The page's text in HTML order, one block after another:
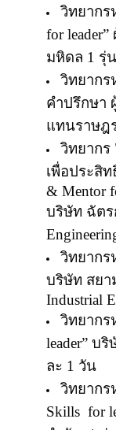
วิทยากร
for leader”
มหิดล 1 รุ่น
วิทยากร
คำปรึกษา
แทนราษฎ
วิทยากร
เพื่อประสิ
& Mentor
บริษัท ฉัตร
วิทยากร
บริษัท สยา
Industrial
วิทยากร
leader” บริ
ละ 1 วัน
วิทยากร
Skills for